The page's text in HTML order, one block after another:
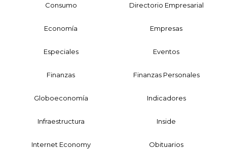
Consumo Directorio Empresarial
Economía Empresas
Especiales Eventos
Finanzas Finanzas Personales
Globoeconomía Indicadores
Infraestructura Inside
Internet Economy Obituarios